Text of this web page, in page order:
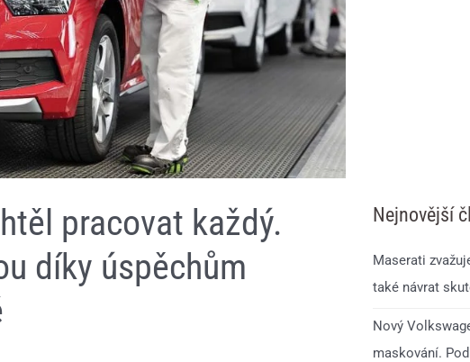
pracovat každý.
díky úspěchům
Nejnovější
Maserati
také návrat
Nový
maskování.